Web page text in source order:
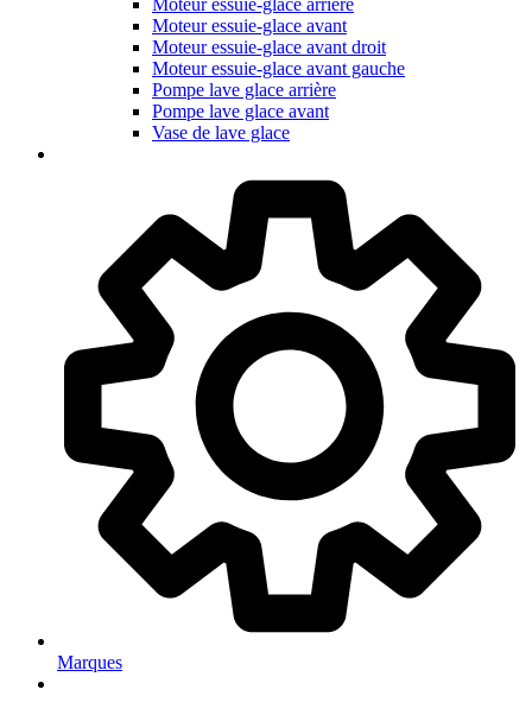
Moteur essuie-glace arrière
Moteur essuie-glace avant
Moteur essuie-glace avant droit
Moteur essuie-glace avant gauche
Pompe lave glace arrière
Pompe lave glace avant
Vase de lave glace
Marques